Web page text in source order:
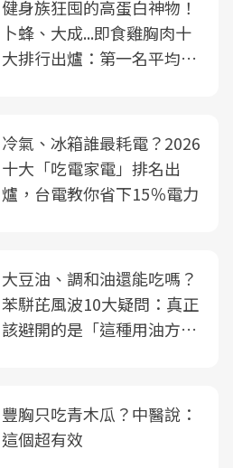
健身族狂囤的高蛋白神物！
卜蜂、大成...即食雞胸肉十
大排行出爐：第一名平均一
冷氣、冰箱誰最耗電？2026
十大「吃電家電」排名出
爐，台電教你省下15％電力
大豆油、調和油還能吃嗎？
苯駢芘風波10大疑問：真正
該避開的是「這種用油方
豐胸只吃青木瓜？中醫說：
這個超有效